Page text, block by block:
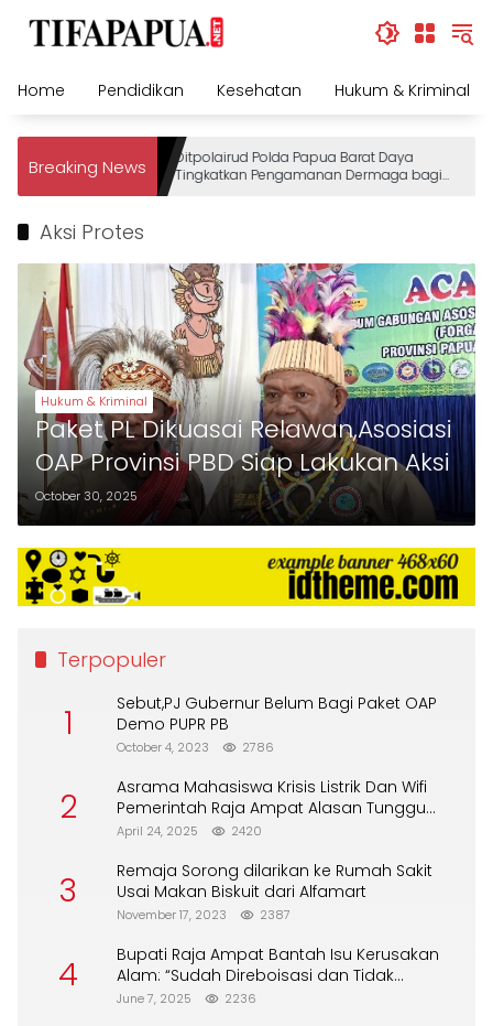
Home
Pendidikan Kesehatan Hukum & Kriminal
Breaking News
Ditpolairud Polda Papua Barat Daya
Tingkatkan Pengamanan Dermaga bagi
Wisatawan
Aksi Protes
Hukum & Kriminal
Paket PL Dikuasai Relawan,Asosiasi
OAP Provinsi PBD Siap Lakukan Aksi
October 30, 2025
Terpopuler
1
Sebut,PJ Gubernur Belum Bagi Paket OAP
Demo PUPR PB
October 4, 2023 2786
2
Asrama Mahasiswa Krisis Listrik Dan Wifi
Pemerintah Raja Ampat Alasan Tunggu
DPA
April 24, 2025 2420
3
Remaja Sorong dilarikan ke Rumah Sakit
Usai Makan Biskuit dari Alfamart
November 17, 2023 2387
4
Bupati Raja Ampat Bantah Isu Kerusakan
Alam: “Sudah Direboisasi dan Tidak
Merusak Lingkungan”
June 7, 2025 2236